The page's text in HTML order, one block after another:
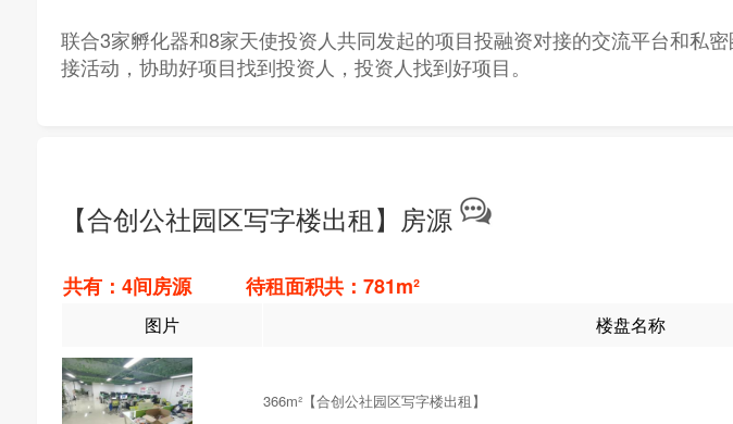
联合3家孵化器和8家天使投资人共同发起的项目投融资对接的交流平台和私
接活动，协助好项目找到投资人，投资人找到好项目。
【合创公社园区写字楼出租】房源
共有：4间房源 待租面积共：781m²
图片 楼盘名称
366m²【合创公社园区写字楼出租】